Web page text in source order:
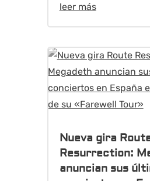
leer más
Nueva gira
Resurrection:
anuncian sus